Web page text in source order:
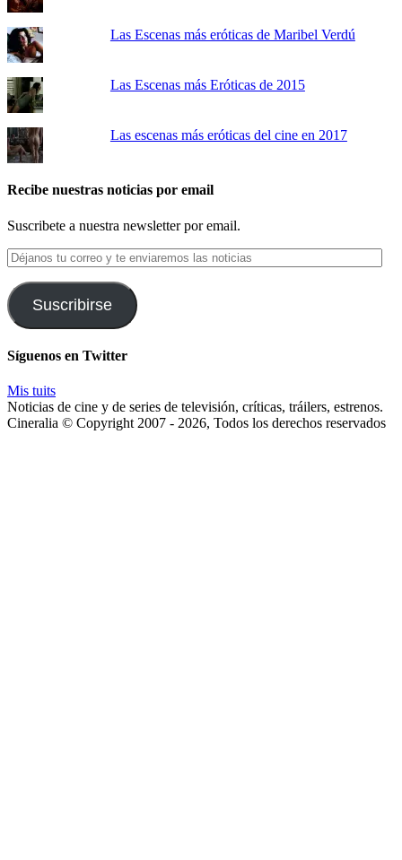
Las Escenas más eróticas de Maribel Verdú
Las Escenas más Eróticas de 2015
Las escenas más eróticas del cine en 2017
Recibe nuestras noticias por email
Suscribete a nuestra newsletter por email.
Déjanos
tu
correo
y
te
las
noticias
Suscribirse
Síguenos en Twitter
Mis tuits
Noticias de cine y de series de televisión, críticas, tráilers, estrenos.
Cineralia © Copyright 2007 - 2026, Todos los derechos reservados